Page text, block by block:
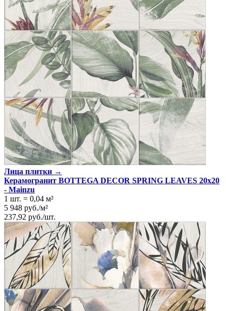
Лица плитки →
Керамогранит BOTTEGA DECOR SPRING LEAVES 20x20
- Mainzu
1 шт. = 0,04 м²
5 948 руб./м²
237,92 руб./шт.